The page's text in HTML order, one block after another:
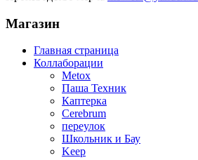
Магазин
Главная страница
Коллаборации
Metox
Паша Техник
Каптерка
Cerebrum
переулок
Школьник и Бау
Keep